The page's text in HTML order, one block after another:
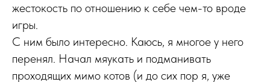
жестокость по отношению к себе чем-то вроде
игры.
С ним было интересно. Каюсь, я многое у него
перенял. Начал мяукать и подманивать
проходящих мимо котов (и до сих пор я, уже